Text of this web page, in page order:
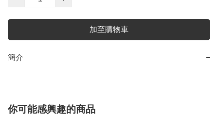
加至購物車
簡介 −
你可能感興趣的商品